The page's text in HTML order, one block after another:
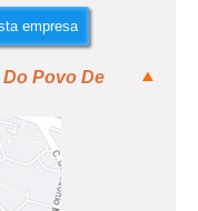
empresa
Povo De